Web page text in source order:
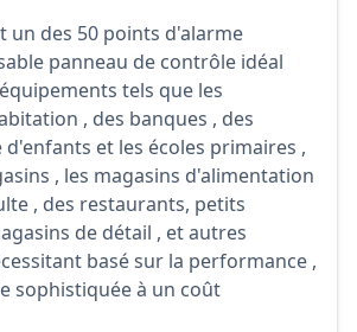
un des 50 points d'alarme
panneau de contrôle idéal
tels que les
, des banques , des
d'enfants et les écoles primaires ,
, les magasins d'alimentation
, des restaurants, petits
de détail , et autres
basé sur la performance ,
sophistiquée à un coût